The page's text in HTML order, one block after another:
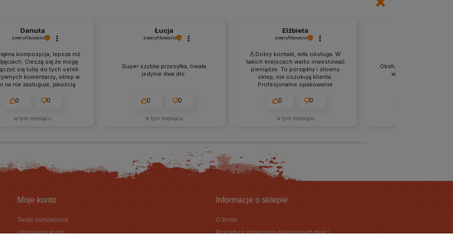
Danuta
zweryfikowano
kompozycja, lepsza niż
Cieszę się że mogę
się tutaj do tych setek
komentarzy, sklep w
na nie zasługuje, jakością
pakowaniem. Gorąco
jestem ich stałą klientką❤️
0 0
w tym miesiącu
Łucja
zweryfikowano
Super szybka przesyłka, trwała
jedynie dwa dni.
0 0
w tym miesiącu
Elżbieta
zweryfikowano
💪Dobry kontakt, miła obsługa. W
takich miejscach warto inwestować
pieniądze. To porządny i słowny
sklep, nie oszukują klienta.
Profesjonalne opakowanie
jeszcze więcej wartości
dużo nowości. Polecam.
0 0
w tym miesiącu
Obsługa na najwyższym
wrócę po kolejne
Moje konto
Twoje zamówienia
Ustawienia konta
Informacje o sklepie
O firmie
Procedura zgłaszania nielegalnych treści